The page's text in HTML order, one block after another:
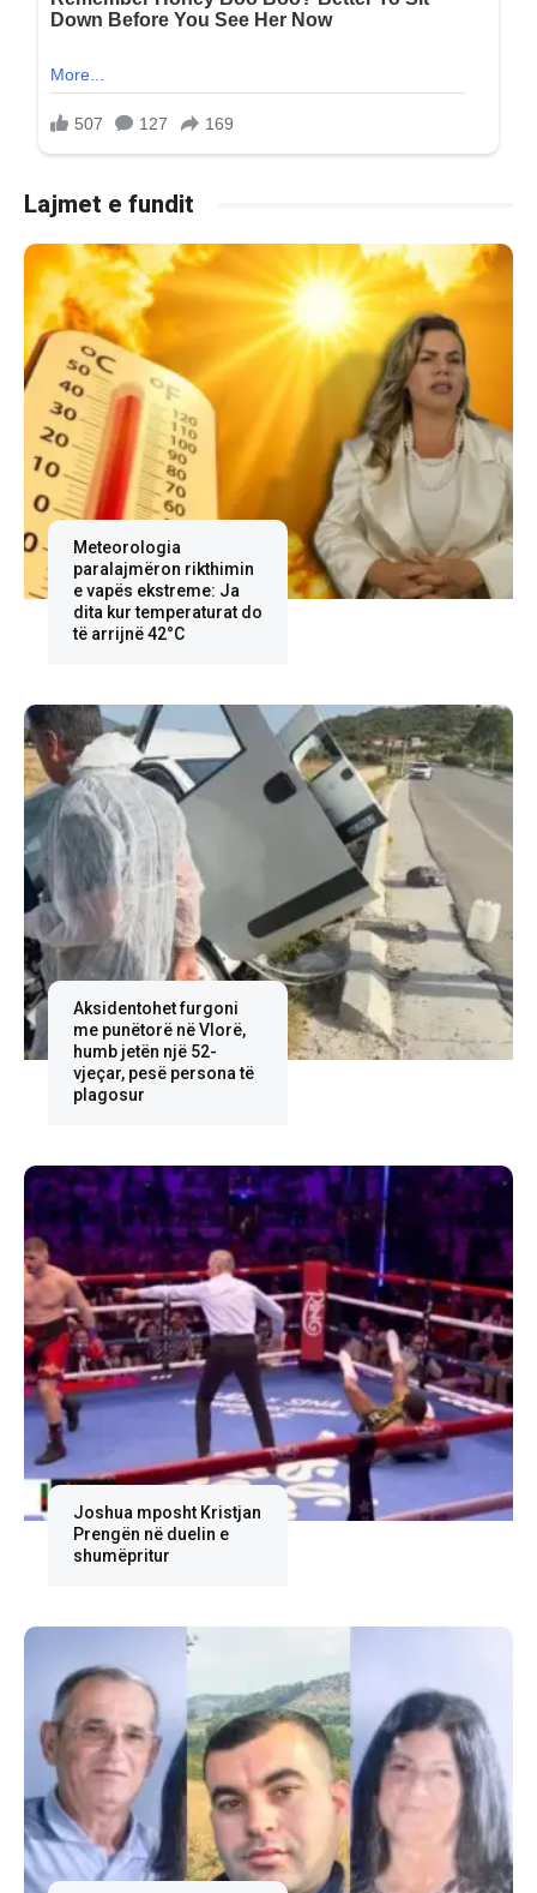
Lajmet e fundit
Meteorologia
paralajmëron rikthimin
e vapës ekstreme: Ja
dita kur temperaturat do
të arrijnë 42°C
Aksidentohet furgoni
me punëtorë në Vlorë,
humb jetën një 52-
vjeçar, pesë persona të
plagosur
Joshua mposht Kristjan
Prengën në duelin e
shumëpritur